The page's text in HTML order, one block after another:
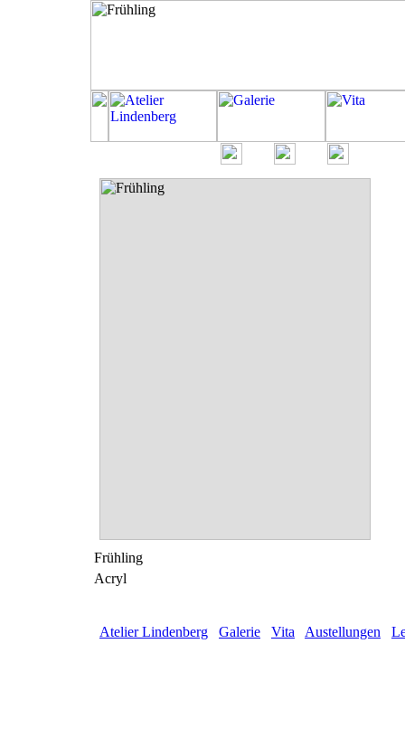
Frühling
Acryl
Atelier Lindenberg Galerie Vita Austellungen